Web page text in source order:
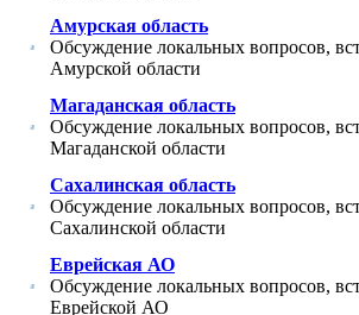
Амурская область
Обсуждение локальных вопросов,
Амурской области
Магаданская область
Обсуждение локальных вопросов,
Магаданской области
Сахалинская область
Обсуждение локальных вопросов,
Сахалинской области
Еврейская АО
Обсуждение локальных вопросов,
Еврейской АО